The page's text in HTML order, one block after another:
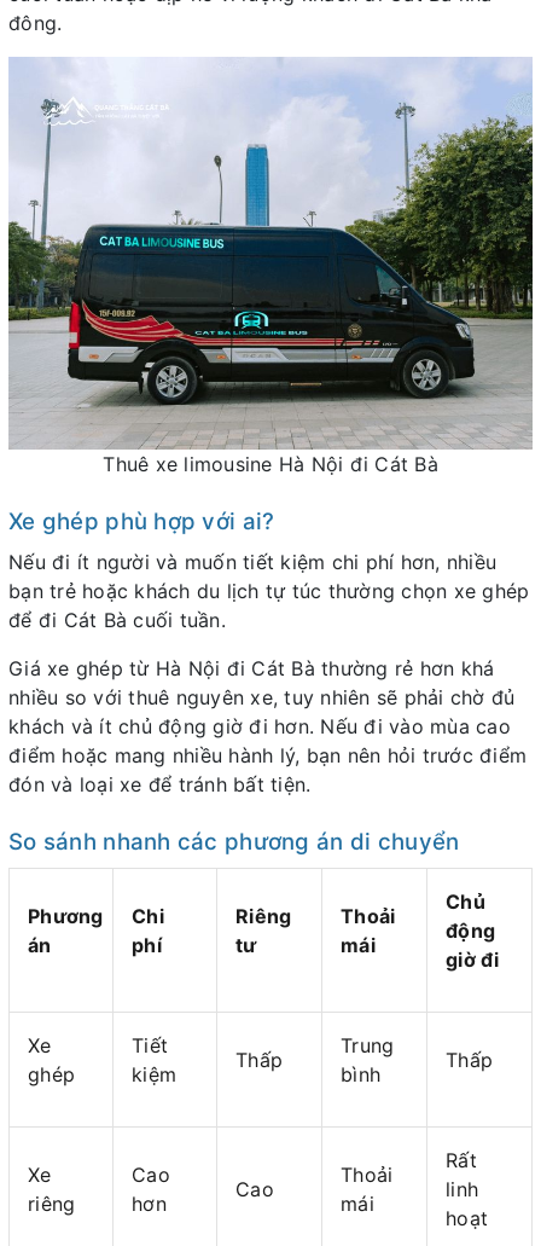
đông.
Thuê xe limousine Hà Nội đi Cát Bà
Xe ghép phù hợp với ai?
Nếu đi ít người và muốn tiết kiệm chi phí hơn, nhiều
bạn trẻ hoặc khách du lịch tự túc thường chọn xe ghép
để đi Cát Bà cuối tuần.
Giá xe ghép từ Hà Nội đi Cát Bà thường rẻ hơn khá
nhiều so với thuê nguyên xe, tuy nhiên sẽ phải chờ đủ
khách và ít chủ động giờ đi hơn. Nếu đi vào mùa cao
điểm hoặc mang nhiều hành lý, bạn nên hỏi trước điểm
đón và loại xe để tránh bất tiện.
So sánh nhanh các phương án di chuyển
Phương
án
Chi
phí
Riêng
tư
Thoải
mái
Chủ
động
giờ đi
Xe
ghép
Tiết
kiệm
Thấp
Trung
bình
Thấp
Xe
riêng
Cao
hơn
Cao
Thoải
mái
Rất
linh
hoạt